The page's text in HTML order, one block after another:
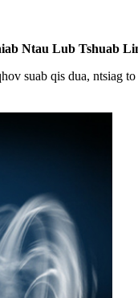
Ntau Lub Tshuab
suab qis dua, ntsiag